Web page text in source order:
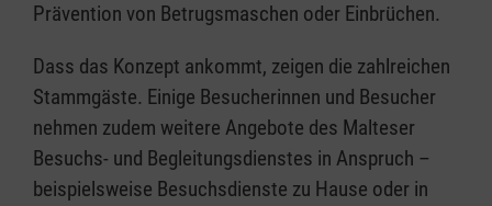
Prävention von Betrugsmaschen oder Einbrüchen.
Dass das Konzept ankommt, zeigen die zahlreichen
Stammgäste. Einige Besucherinnen und Besucher
nehmen zudem weitere Angebote des Malteser
Besuchs- und Begleitungsdienstes in Anspruch –
beispielsweise Besuchsdienste zu Hause oder in